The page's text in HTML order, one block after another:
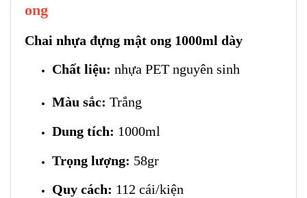
ong
Chai nhựa đựng mật ong 1000ml dày
Chất liệu: nhựa PET nguyên sinh
Màu sắc: Trắng
Dung tích: 1000ml
Trọng lượng: 58gr
Quy cách: 112 cái/kiện